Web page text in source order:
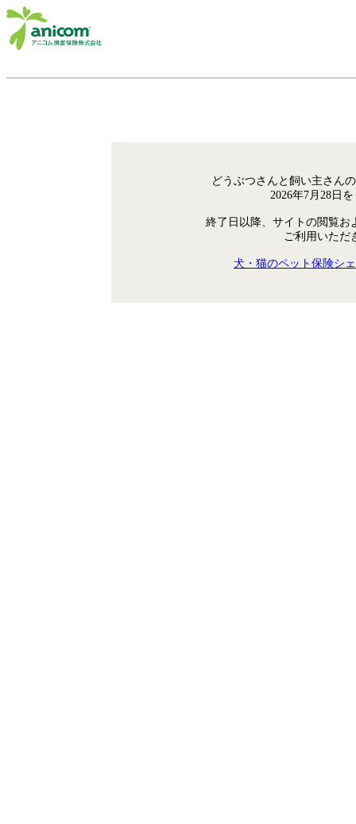
どうぶつさんと飼い主さん
2026年7月28日
終了日以降、サイトの閲覧お
ご利用いただ
犬・猫のペット保険シ